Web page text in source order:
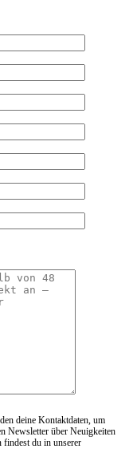
deine Kontaktdaten, um
Newsletter über Neuigkeiten
findest du in unserer